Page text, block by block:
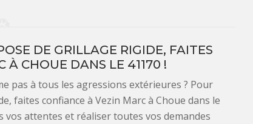
DE GRILLAGE RIGIDE, FAITES
À CHOUE DANS LE 41170 !
pas à tous les agressions extérieures ? Pour
faites confiance à Vezin Marc à Choue dans le
vos attentes et réaliser toutes vos demandes